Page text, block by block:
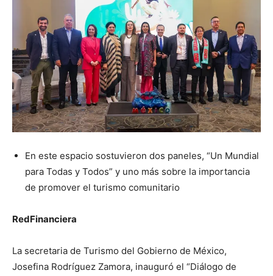
En este espacio sostuvieron dos paneles, “Un Mundial
para Todas y Todos” y uno más sobre la importancia
de promover el turismo comunitario
RedFinanciera
La secretaria de Turismo del Gobierno de México,
Josefina Rodríguez Zamora, inauguró el “Diálogo de